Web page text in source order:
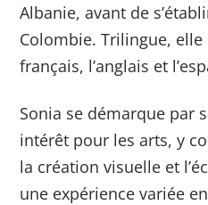
Albanie, avant de
Colombie. Trilingue,
français, l’anglais et
Sonia se démarque par
intérêt pour les arts, y
la création visuelle et
une expérience variée